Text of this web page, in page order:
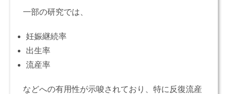
一部の研究では、
妊娠継続率
出生率
流産率
などへの有用性が示唆されており、特に反復流産